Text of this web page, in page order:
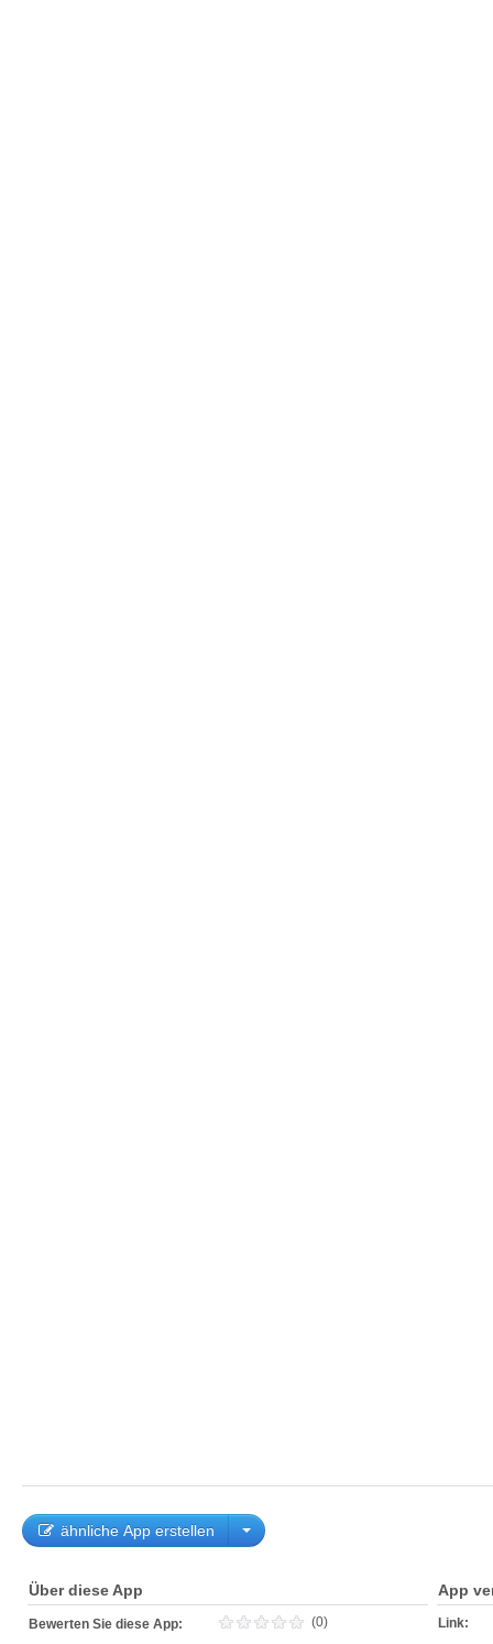
ähnliche App erstellen
Über diese App
Bewerten Sie diese App: (0)
App
Link: